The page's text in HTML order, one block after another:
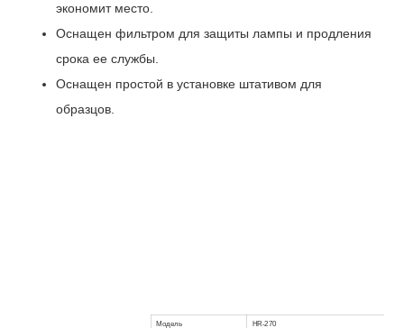
экономит место.
Оснащен фильтром для защиты лампы и продления
срока ее службы.
Оснащен простой в установке штативом для
образцов.
Модель HR-270